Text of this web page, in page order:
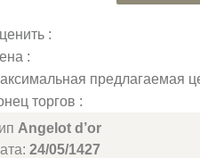
:
:
предлагаемая
торгов :
Angelot d’or
24/05/1427